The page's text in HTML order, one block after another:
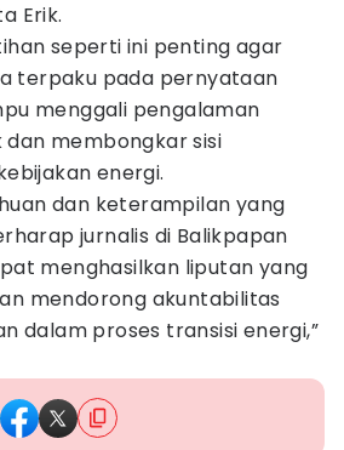
Erik.
seperti ini penting agar
terpaku pada pernyataan
menggali pengalaman
membongkar sisi
energi.
dan keterampilan yang
jurnalis di Balikpapan
menghasilkan liputan yang
mendorong akuntabilitas
dalam proses transisi energi,”